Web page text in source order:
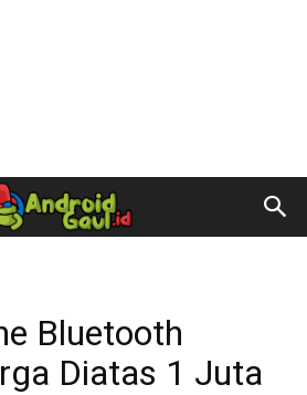
Bluetooth
Diatas 1 Juta